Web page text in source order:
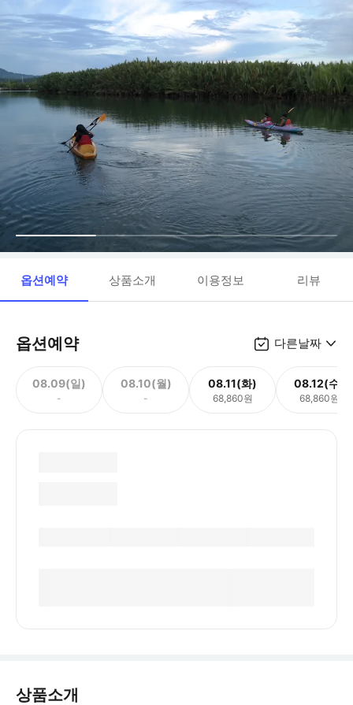
옵션예약 상품소개 이용정보 리뷰
옵션예약 다른날짜
08.09(일)
-
08.10(월)
-
08.11(화)
68,860원
08.12(수)
68,860원
상품소개